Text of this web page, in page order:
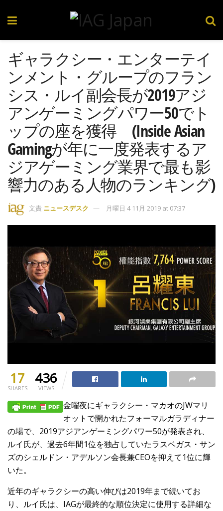
ギャラクシー・エンターテイ
ンメント・グループのフラン
シス・ルイ副会長が2019アジ
アンゲーミングパワー50でト
ップの座を獲得 (Inside Asian
Gamingが年に一度発表するア
ジアゲーミング業界で最も影
響力のある人物のランキング)
文責 ニュースデスク 月曜日 4 11月 2019 at 07:37
17
SHARES
436
VIEWS
金曜夜にギャラクシー・マカオのJWマリ
オットで開かれたフォーマルガラディナー
の場で、2019アジアンゲーミングパワー50が発表され、
ルイ氏が、過去6年間1位を独占していたラスベガス・サン
ズのシェルドン・アデルソン会長兼CEOを抑えて1位に輝
いた。
近年のギャラクシーの高い伸びは2019年まで続いてお
り、ルイ氏は、IAGが最終的な順位決定に使用する詳細な